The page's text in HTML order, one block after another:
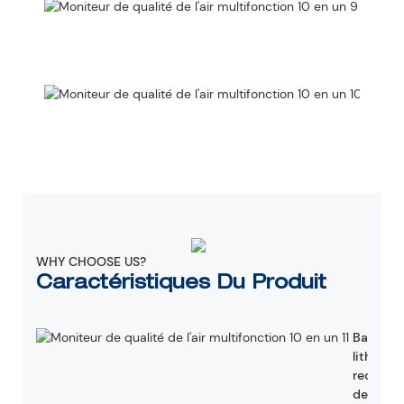
WHY CHOOSE US?
Caractéristiques Du Produit
lithium
de